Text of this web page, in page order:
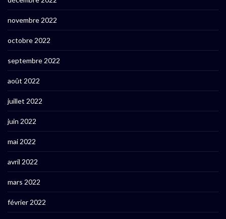
novembre 2022
octobre 2022
septembre 2022
août 2022
juillet 2022
juin 2022
mai 2022
avril 2022
mars 2022
février 2022